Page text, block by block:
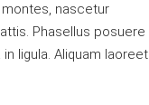
nascetur
Phasellus posuere
ligula. Aliquam laoreet